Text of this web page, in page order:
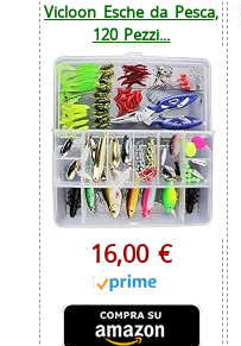
Vicloon Esche da Pesca,
120 Pezzi...
16,00 €